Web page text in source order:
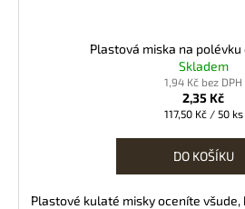
Plastová miska na
Skladem
1,94 Kč bez DPH
2,35 Kč
Měrná
117,50 Kč / 50 ks
DO KOŠÍKU
Plastové kulaté misky oceníte